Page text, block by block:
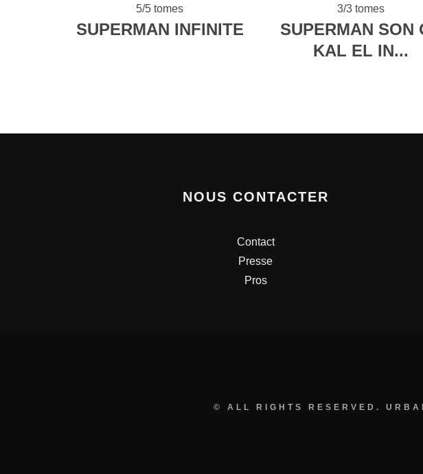
5/5 tomes
SUPERMAN INFINITE
3/3 tomes
SUPERMAN SON
KAL EL IN...
NOUS CONTACTER
Contact
Presse
Pros
© ALL RIGHTS RESERVED.